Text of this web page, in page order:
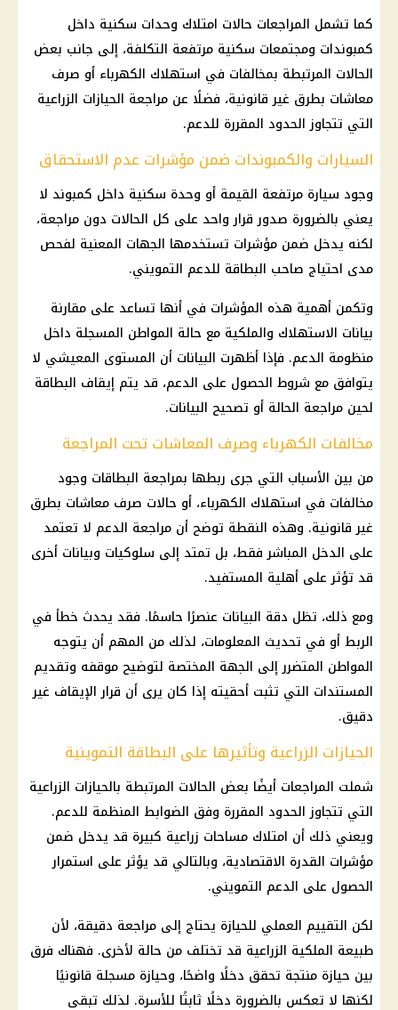
كما تشمل المراجعات حالات امتلاك وحدات سكنية داخل
كمبوندات ومجتمعات سكنية مرتفعة التكلفة، إلى جانب بعض
الحالات المرتبطة بمخالفات في استهلاك الكهرباء أو صرف
معاشات بطرق غير قانونية، فضلًا عن مراجعة الحيازات الزراعية
التي تتجاوز الحدود المقررة للدعم.
السيارات والكمبوندات ضمن مؤشرات عدم الاستحقاق
وجود سيارة مرتفعة القيمة أو وحدة سكنية داخل كمبوند لا
يعني بالضرورة صدور قرار واحد على كل الحالات دون مراجعة،
لكنه يدخل ضمن مؤشرات تستخدمها الجهات المعنية لفحص
مدى احتياج صاحب البطاقة للدعم التمويني.
وتكمن أهمية هذه المؤشرات في أنها تساعد على مقارنة
بيانات الاستهلاك والملكية مع حالة المواطن المسجلة داخل
منظومة الدعم. فإذا أظهرت البيانات أن المستوى المعيشي لا
يتوافق مع شروط الحصول على الدعم، قد يتم إيقاف البطاقة
لحين مراجعة الحالة أو تصحيح البيانات.
مخالفات الكهرباء وصرف المعاشات تحت المراجعة
من بين الأسباب التي جرى ربطها بمراجعة البطاقات وجود
مخالفات في استهلاك الكهرباء، أو حالات صرف معاشات بطرق
غير قانونية. وهذه النقطة توضح أن مراجعة الدعم لا تعتمد
على الدخل المباشر فقط، بل تمتد إلى سلوكيات وبيانات أخرى
قد تؤثر على أهلية المستفيد.
ومع ذلك، تظل دقة البيانات عنصرًا حاسمًا. فقد يحدث خطأ في
الربط أو في تحديث المعلومات، لذلك من المهم أن يتوجه
المواطن المتضرر إلى الجهة المختصة لتوضيح موقفه وتقديم
المستندات التي تثبت أحقيته إذا كان يرى أن قرار الإيقاف غير
دقيق.
الحيازات الزراعية وتأثيرها على البطاقة التموينية
شملت المراجعات أيضًا بعض الحالات المرتبطة بالحيازات الزراعية
التي تتجاوز الحدود المقررة وفق الضوابط المنظمة للدعم.
ويعني ذلك أن امتلاك مساحات زراعية كبيرة قد يدخل ضمن
مؤشرات القدرة الاقتصادية، وبالتالي قد يؤثر على استمرار
الحصول على الدعم التمويني.
لكن التقييم العملي للحيازة يحتاج إلى مراجعة دقيقة، لأن
طبيعة الملكية الزراعية قد تختلف من حالة لأخرى. فهناك فرق
بين حيازة منتجة تحقق دخلًا واضحًا، وحيازة مسجلة قانونيًا
لكنها لا تعكس بالضرورة دخلًا ثابتًا للأسرة. لذلك تبقى